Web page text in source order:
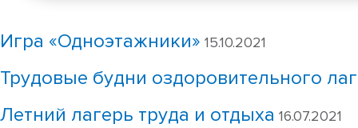
Игра «Одноэтажники» 15.10.2021
Трудовые будни оздоровительного
Летний лагерь труда и отдыха 16.07.2021